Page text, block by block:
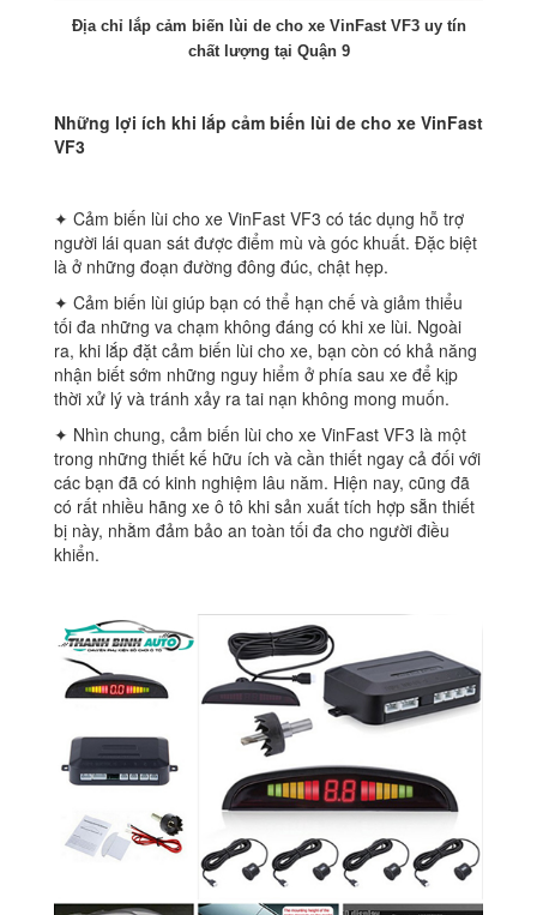
Địa chỉ lắp cảm biến lùi de cho xe VinFast VF3 uy tín
chất lượng tại Quận 9
Những lợi ích khi lắp cảm biến lùi de cho xe VinFast
VF3
✦ Cảm biến lùi cho xe VinFast VF3 có tác dụng hỗ trợ
người lái quan sát được điểm mù và góc khuất. Đặc biệt
là ở những đoạn đường đông đúc, chật hẹp.
✦ Cảm biến lùi giúp bạn có thể hạn chế và giảm thiểu
tối đa những va chạm không đáng có khi xe lùi. Ngoài
ra, khi lắp đặt cảm biến lùi cho xe, bạn còn có khả năng
nhận biết sớm những nguy hiểm ở phía sau xe để kịp
thời xử lý và tránh xảy ra tai nạn không mong muốn.
✦ Nhìn chung, cảm biến lùi cho xe VinFast VF3 là một
trong những thiết kế hữu ích và cần thiết ngay cả đối với
các bạn đã có kinh nghiệm lâu năm. Hiện nay, cũng đã
có rất nhiều hãng xe ô tô khi sản xuất tích hợp sẵn thiết
bị này, nhằm đảm bảo an toàn tối đa cho người điều
khiển.